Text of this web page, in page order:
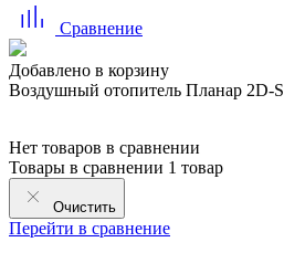
Сравнение
Добавлено в корзину
Воздушный отопитель Планар 2D-S
Нет товаров в сравнении
Товары в сравнении 1 товар
Очистить
Перейти в сравнение